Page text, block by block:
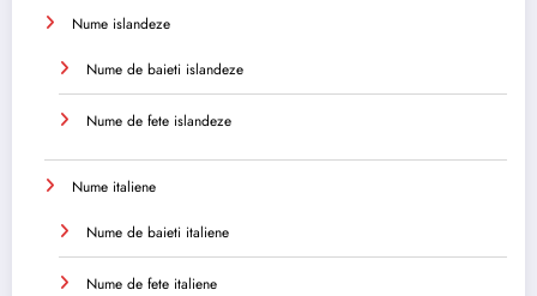
Nume islandeze
Nume de baieti islandeze
Nume de fete islandeze
Nume italiene
Nume de baieti italiene
Nume de fete italiene